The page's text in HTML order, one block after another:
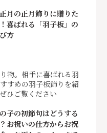
月の正月飾りに贈りた
喜ばれる「羽子板」の
方
物。相手に喜ばれる羽
すめの羽子板飾りを紹
ひご覧ください
子の初節句はどうする
お祝いの仕方からお祝